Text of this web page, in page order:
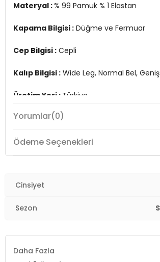
Materyal :% 99 Pamuk % 1 Elastan
Kapama Bilgisi : Düğme ve Fermuar
Cep Bilgisi : Cepli
Kalıp Bilgisi : Wide Leg, Normal Bel,
Üretim Yeri : Türkiye
Yorumlar(0)
Ödeme Seçenekleri
Cinsiyet
Sezon
Daha Fazla